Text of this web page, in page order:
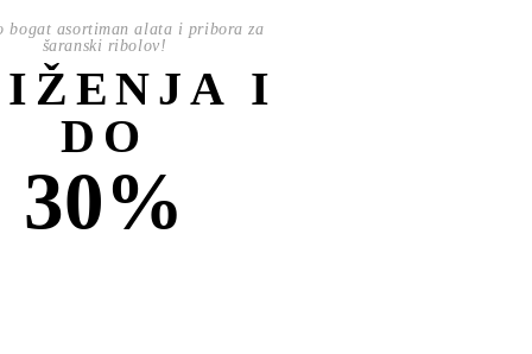
bogat asortiman alata i pribora za
šaranski ribolov!
I
DO
30%